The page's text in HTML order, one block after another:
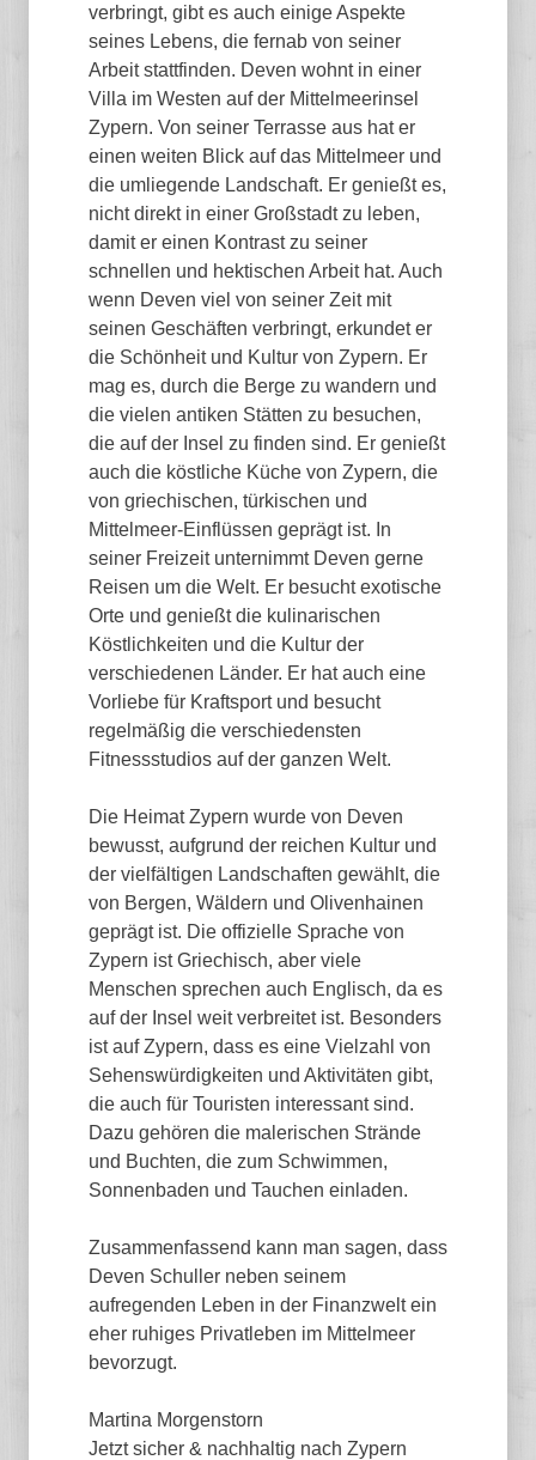
verbringt, gibt es auch einige Aspekte
seines Lebens, die fernab von seiner
Arbeit stattfinden. Deven wohnt in einer
Villa im Westen auf der Mittelmeerinsel
Zypern. Von seiner Terrasse aus hat er
einen weiten Blick auf das Mittelmeer und
die umliegende Landschaft. Er genießt es,
nicht direkt in einer Großstadt zu leben,
damit er einen Kontrast zu seiner
schnellen und hektischen Arbeit hat. Auch
wenn Deven viel von seiner Zeit mit
seinen Geschäften verbringt, erkundet er
die Schönheit und Kultur von Zypern. Er
mag es, durch die Berge zu wandern und
die vielen antiken Stätten zu besuchen,
die auf der Insel zu finden sind. Er genießt
auch die köstliche Küche von Zypern, die
von griechischen, türkischen und
Mittelmeer-Einflüssen geprägt ist. In
seiner Freizeit unternimmt Deven gerne
Reisen um die Welt. Er besucht exotische
Orte und genießt die kulinarischen
Köstlichkeiten und die Kultur der
verschiedenen Länder. Er hat auch eine
Vorliebe für Kraftsport und besucht
regelmäßig die verschiedensten
Fitnessstudios auf der ganzen Welt.
Die Heimat Zypern wurde von Deven
bewusst, aufgrund der reichen Kultur und
der vielfältigen Landschaften gewählt, die
von Bergen, Wäldern und Olivenhainen
geprägt ist. Die offizielle Sprache von
Zypern ist Griechisch, aber viele
Menschen sprechen auch Englisch, da es
auf der Insel weit verbreitet ist. Besonders
ist auf Zypern, dass es eine Vielzahl von
Sehenswürdigkeiten und Aktivitäten gibt,
die auch für Touristen interessant sind.
Dazu gehören die malerischen Strände
und Buchten, die zum Schwimmen,
Sonnenbaden und Tauchen einladen.
Zusammenfassend kann man sagen, dass
Deven Schuller neben seinem
aufregenden Leben in der Finanzwelt ein
eher ruhiges Privatleben im Mittelmeer
bevorzugt.
Martina Morgenstorn
Jetzt sicher & nachhaltig nach Zypern